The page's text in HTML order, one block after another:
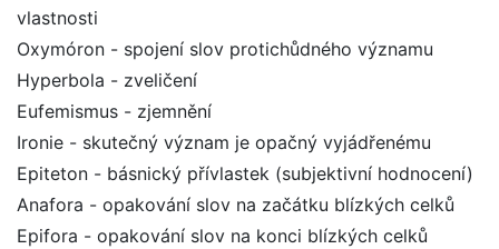
vlastnosti
Oxymóron - spojení slov protichůdného významu
Hyperbola - zveličení
Eufemismus - zjemnění
Ironie - skutečný význam je opačný vyjádřenému
Epiteton - básnický přívlastek (subjektivní hodnocení)
Anafora - opakování slov na začátku blízkých celků
Epifora - opakování slov na konci blízkých celků